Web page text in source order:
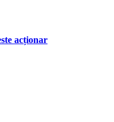
acționar